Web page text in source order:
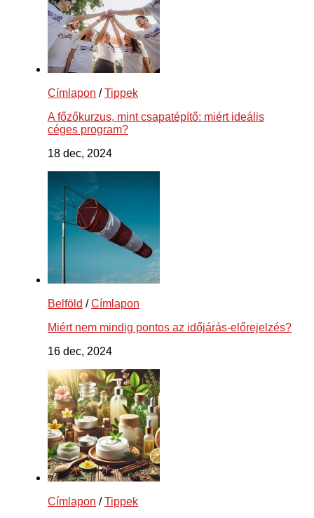
Címlapon /Tippek
A főzőkurzus, mint csapatépítő: miért ideális
céges program?
18 dec, 2024
Belföld /Címlapon
Miért nem mindig pontos az időjárás-előrejelzés?
16 dec, 2024
Címlapon /Tippek